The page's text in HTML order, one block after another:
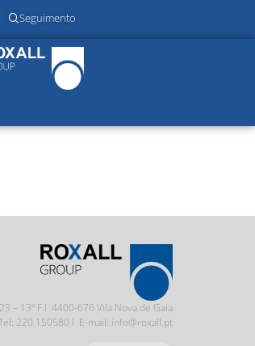
Seguimento
– 13º F I 4400-676 Vila Nova de Gaia
220 150580 I E-mail: info@roxall.pt